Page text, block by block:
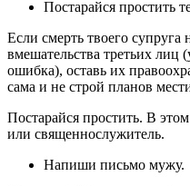
Постарайся простить
Если смерть твоего супруга
вмешательства третьих лиц
ошибка), оставь их
сама и не строй планов
Постарайся простить. В
или священнослужитель.
Напиши письмо мужу.